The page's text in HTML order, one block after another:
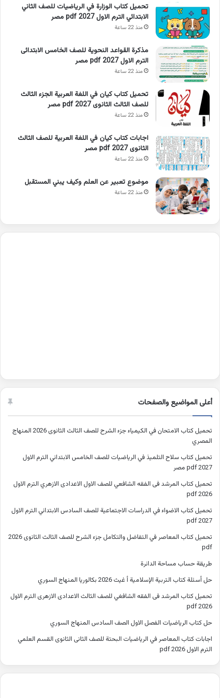
تحميل كتاب الوزارة في الرياضيات للصف الثاني
الابتدائي الترم الاول 2027 pdf مصر
منذ 22 ساعة
مذكرة القواعد النحوية للصف الخامس الابتدائى
الترم الاول 2027 pdf مصر
منذ 22 ساعة
تحميل كتاب كيان في اللغة العربية الجزء الثالث
للصف الثالث الثانوى 2027 pdf مصر
منذ 22 ساعة
اجابات كتاب كيان في اللغة العربية للصف الثالث
الثانوى 2027 pdf مصر
منذ 22 ساعة
موضوع تعبير عن العلم وكيف يبني المستقبل
منذ 22 ساعة
أعلى المواضيع والصفحات
تحميل كتاب الامتحان في الكيمياء جزء الشرح للصف الثالث الثانوى 2026 المنهاج
المصري
تحميل كتاب سلاح التلميذ في الرياضيات للصف الخامس الابتدائي الترم الاول
2027 pdf مصر
تحميل كتاب المرشد فى الفقه الشافعي للصف الاول الاعدادى الازهري الترم الاول
2026 pdf
تحميل كتاب الاضواء في الدراسات الاجتماعية للصف السادس الابتدائي الترم الاول
2027 pdf
تحميل كتاب المعاصر في التفاضل والتكامل جزء الشرح للصف الثالث الثانوى 2026
pdf
طريقة حساب مساحة الدائرة
حل أسئلة كتاب التربية الإسلامية أ غيث 2026 بكالوريا المنهاج السوري
تحميل كتاب المرشد فى الفقه الشافغي للصف الثالث الاعدادى الازهرى الترم الاول
2026 pdf
حل كتاب الرياضيات الفصل الاول الصف السادس المنهاج السوري
اجابات كتاب المعاصر في الرياضيات البحتة للصف الثانى الثانوى القسم العلمي
الترم الاول 2026 pdf